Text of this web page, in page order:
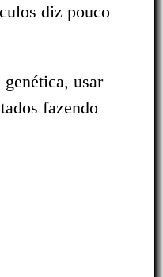
diz pouco
usar
fazendo